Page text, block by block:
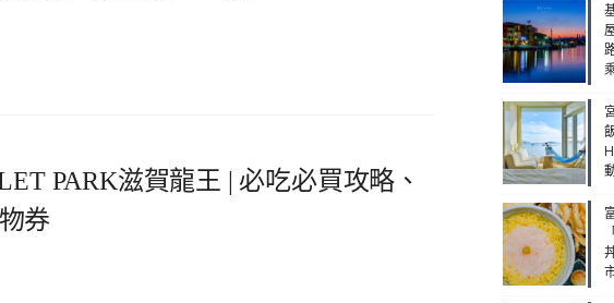
PARK滋賀龍王 | 必吃必買攻略、
券